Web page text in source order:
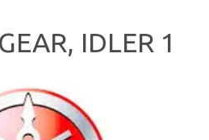
IDLER 1